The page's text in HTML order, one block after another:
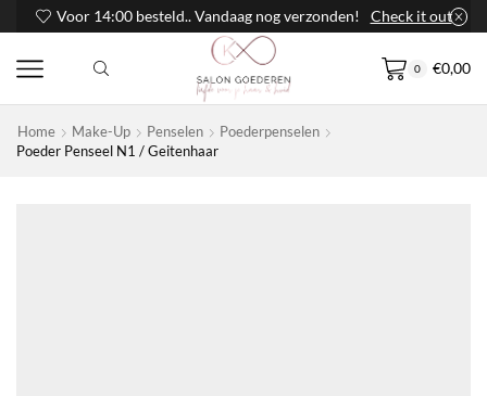
Voor 14:00 besteld.. Vandaag nog verzonden! Check it out
0 €0,00
Home Make-Up Penselen
Poederpenselen
Poeder Penseel N1 / Geitenhaar